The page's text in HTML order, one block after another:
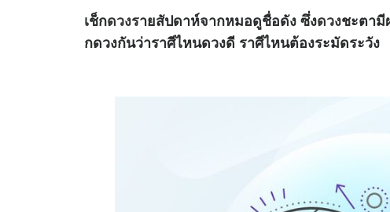
เช็กดวงรายสัปดาห์จากหมอดูชื่อดัง ซึ่งดวงชะตามี
กดวงกันว่าราศีไหนดวงดี ราศีไหนต้องระมัดระวัง